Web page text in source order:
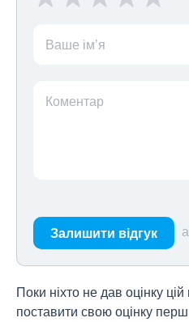
Ваше ім’я
Коментар
Залишити відгук
Поки ніхто не дав оцінку
поставити свою оцінку